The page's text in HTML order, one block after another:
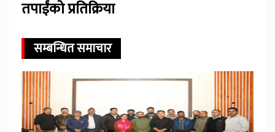
तपाईंको प्रतिक्रिया
सम्बन्धित समाचार